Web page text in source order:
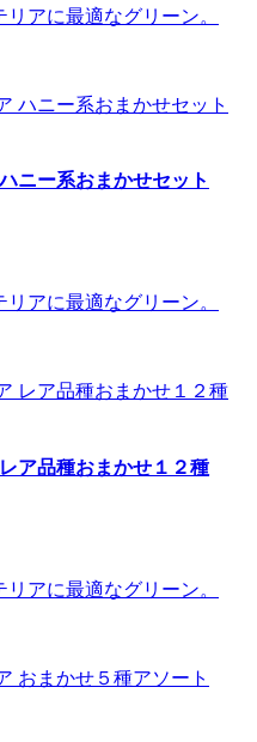
アに最適なグリーン。
ニー系おまかせセット
アに最適なグリーン。
ア品種おまかせ１２種
アに最適なグリーン。